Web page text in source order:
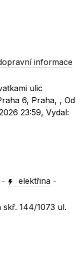
informace
ulic
6, Praha, , Od
23:59, Vydal:
- elektřina -
skř. 144/1073 ul.